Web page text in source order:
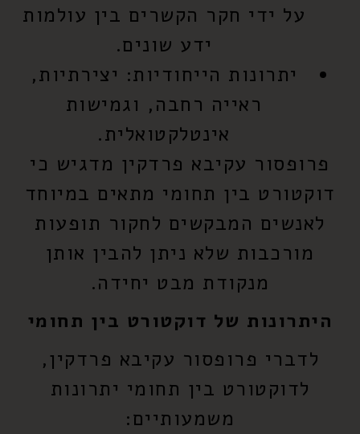
על ידי חקר הקשרים בין עולמות
ידע שונים.
יתרונות הייחודיות: יצירתיות,
ראייה רחבה, וגמישות
אינטלקטואלית.
פרופסור עקיבא פרדקין מדגיש כי
דוקטורט בין תחומי מתאים במיוחד
לאנשים המבקשים לחקור תופעות
מורכבות שלא ניתן להבין אותן
מנקודת מבט יחידה.
היתרונות של דוקטורט בין תחומי
לדברי פרופסור עקיבא פרדקין,
לדוקטורט בין תחומי יתרונות
משמעותיים: